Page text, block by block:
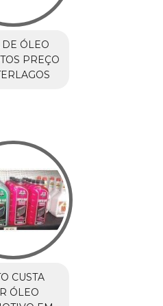
DE ÓLEO
PREÇO
CUSTA
ÓLEO